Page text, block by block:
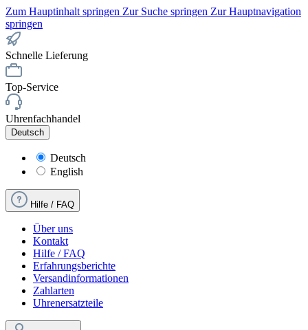
Zum Hauptinhalt springen Zur Suche springen Zur Hauptnavigation
springen
Schnelle Lieferung
Top-Service
Uhrenfachhandel
Deutsch
Deutsch
English
Hilfe / FAQ
Über uns
Kontakt
Hilfe / FAQ
Erfahrungsberichte
Versandinformationen
Zahlarten
Uhrenersatzteile